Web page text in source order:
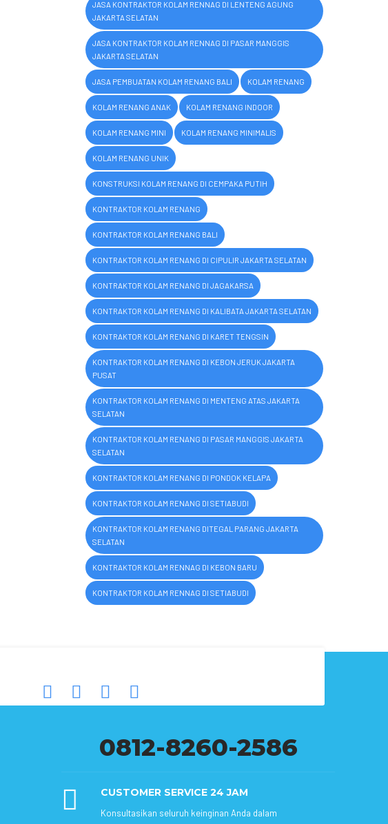
JASA KONTRAKTOR KOLAM RENNAG DI LENTENG AGUNG
JAKARTA SELATAN
JASA KONTRAKTOR KOLAM RENNAG DI PASAR MANGGIS
JAKARTA SELATAN
JASA PEMBUATAN KOLAM RENANG BALI KOLAM RENANG
KOLAM RENANG ANAK KOLAM RENANG INDOOR
KOLAM RENANG MINI KOLAM RENANG MINIMALIS
KOLAM RENANG UNIK
KONSTRUKSI KOLAM RENANG DI CEMPAKA PUTIH
KONTRAKTOR KOLAM RENANG
KONTRAKTOR KOLAM RENANG BALI
KONTRAKTOR KOLAM RENANG DI CIPULIR JAKARTA SELATAN
KONTRAKTOR KOLAM RENANG DI JAGAKARSA
KONTRAKTOR KOLAM RENANG DI KALIBATA JAKARTA SELATAN
KONTRAKTOR KOLAM RENANG DI KARET TENGSIN
KONTRAKTOR KOLAM RENANG DI KEBON JERUK JAKARTA
PUSAT
KONTRAKTOR KOLAM RENANG DI MENTENG ATAS JAKARTA
SELATAN
KONTRAKTOR KOLAM RENANG DI PASAR MANGGIS JAKARTA
SELATAN
KONTRAKTOR KOLAM RENANG DI PONDOK KELAPA
KONTRAKTOR KOLAM RENANG DI SETIABUDI
KONTRAKTOR KOLAM RENANG DITEGAL PARANG JAKARTA
SELATAN
KONTRAKTOR KOLAM RENNAG DI KEBON BARU
KONTRAKTOR KOLAM RENNAG DI SETIABUDI
0812-8260-2586
CUSTOMER SERVICE 24 JAM
Konsultasikan seluruh keinginan Anda dalam